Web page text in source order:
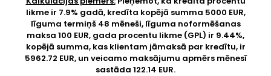
likme ir 7.9% gadā, kredīta kopējā summa 5000 EUR,
līguma termiņš 48 mēneši, līguma noformēšanas
maksa 100 EUR, gada procentu likme (GPL) ir 9.44%,
kopējā summa, kas klientam jāmaksā par kredītu, ir
5962.72 EUR, un veicamo maksājumu apmērs mēnesī
sastāda 122.14 EUR.